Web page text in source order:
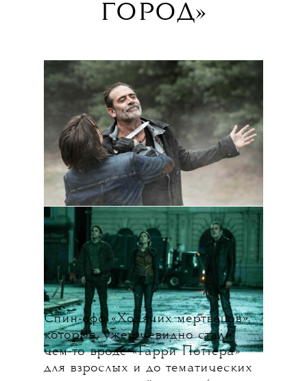
ГОРОД»
Спин-офф «Ходячих мертвецов»,
которые, уже очевидно стали
чем-то вроде «Гарри Поттера»
для взрослых и до тематических